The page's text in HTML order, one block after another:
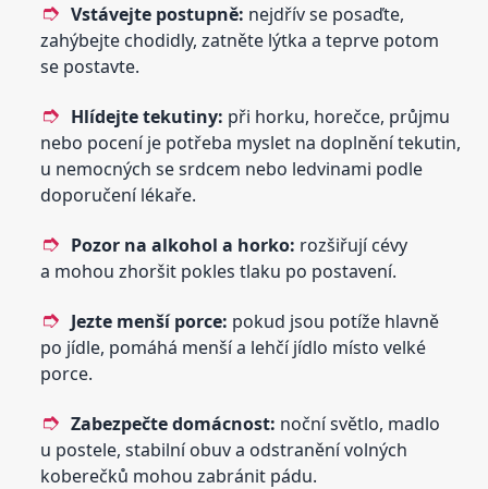
Vstávejte postupně: nejdřív se posaďte,
zahýbejte chodidly, zatněte lýtka a teprve potom
se postavte.
Hlídejte tekutiny: při horku, horečce, průjmu
nebo pocení je potřeba myslet na doplnění tekutin,
u nemocných se srdcem nebo ledvinami podle
doporučení lékaře.
Pozor na alkohol a horko: rozšiřují cévy
a mohou zhoršit pokles tlaku po postavení.
Jezte menší porce: pokud jsou potíže hlavně
po jídle, pomáhá menší a lehčí jídlo místo velké
porce.
Zabezpečte domácnost: noční světlo, madlo
u postele, stabilní obuv a odstranění volných
koberečků mohou zabránit pádu.